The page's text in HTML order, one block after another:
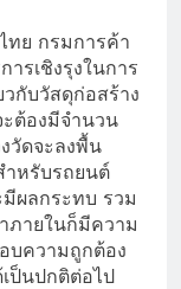
ทย กรมการค้า
รเชิงรุงในการ
กับวัสดุก่อสร้าง
ต้องมีจำนวน
วัดจะลงพื้น
ำหรับรถยนต์
มีผลกระทบ รวม
ภายในก็มีความ
บความถูกต้อง
ป็นปกติต่อไป